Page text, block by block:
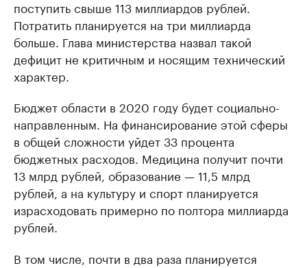
поступить свыше 113 миллиардов рублей.
Потратить планируется на три миллиарда
больше. Глава министерства назвал такой
дефицит не критичным и носящим технический
характер.
Бюджет области в 2020 году будет социально-
направленным. На финансирование этой сферы
в общей сложности уйдет 33 процента
бюджетных расходов. Медицина получит почти
13 млрд рублей, образование — 11,5 млрд
рублей, а на культуру и спорт планируется
израсходовать примерно по полтора миллиарда
рублей.
В том числе, почти в два раза планируется